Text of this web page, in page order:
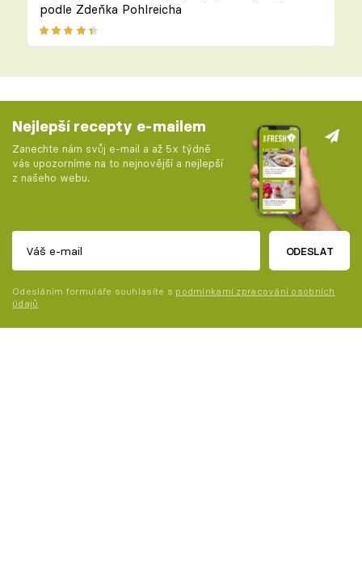
podle Zdeňka Pohlreicha
Nejlepší recepty e-mailem
Zanechte nám svůj e-mail a až 5x týdně
vás upozorníme na to nejnovější a nejlepší
z našeho webu.
ODESLAT
Odesláním formuláře souhlasíte s podmínkami zpracování osobních
údajů